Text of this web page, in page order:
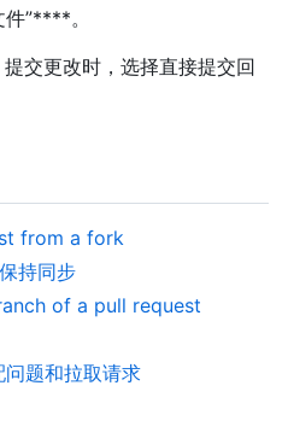
”****。
交更改时，选择直接提交回
from a fork
持同步
of a pull request
题和拉取请求